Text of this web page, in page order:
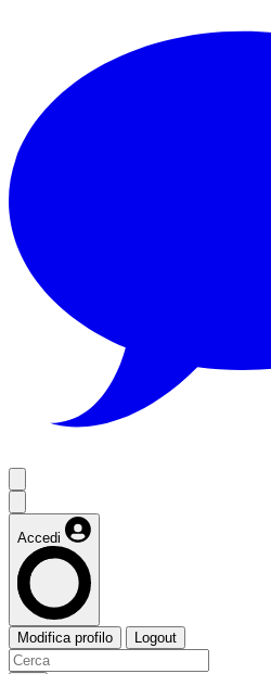
Accedi
Modifica profilo Logout